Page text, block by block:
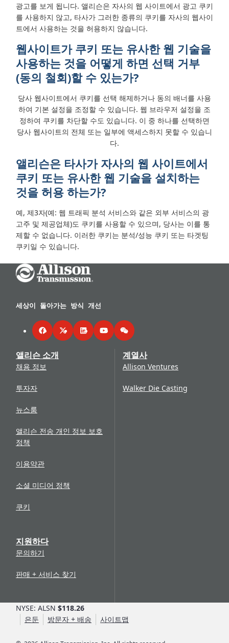
광고를 보게 됩니다. 앨리슨은 자사의 웹 사이트에서 광고 쿠키
를 사용하지 않고, 타사가 그러한 종류의 쿠키를 자사의 웹사이
트에서 사용하는 것을 허용하지 않습니다.
웹사이트가 쿠키 또는 유사한 웹 기술을
사용하는 것을 어떻게 하면 선택 거부
(동의 철회)할 수 있는가?
당사 웹사이트에서 쿠키를 선택 해제하거나 동의 배너를 사용
하여 기본 설정을 조정할 수 있습니다. 웹 브라우저 설정을 조
정하여 쿠키를 차단할 수도 있습니다. 이 중 하나를 선택하면
당사 웹사이트의 전체 또는 일부에 액세스하지 못할 수 있습니
다.
앨리슨은 타사가 자사의 웹 사이트에서
쿠키 또는 유사한 웹 기술을 설치하는
것을 허용 하는가?
예, 제3자(예: 웹 트래픽 분석 서비스와 같은 외부 서비스의 광
고주 및 제공업체)도 쿠키를 사용할 수 있으며, 당사는 이를 통
제할 수 없습니다. 이러한 쿠키는 분석/성능 쿠키 또는 타겟팅
쿠키일 수 있습니다.
Go Home
세상이 돌아가는 방식 개선
FacebookTwitterLinkedInYouTubeWeChat
앨리슨 소개
채용 정보
투자자
뉴스룸
앨리슨 전송 개인 정보 보호
정책
이용약관
소셜 미디어 정책
쿠키
지원하다
문의하기
판매 + 서비스 찾기
계열사
Allison Ventures
Walker Die Casting
NYSE: ALSN $118.26
은둔
방문자 + 배송 사이트맵